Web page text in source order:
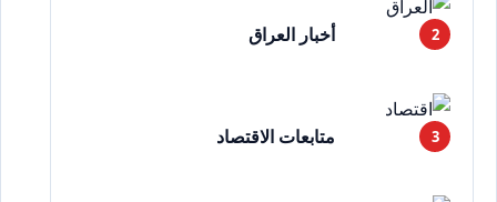
أخبار العراق
متابعات الاقتصاد